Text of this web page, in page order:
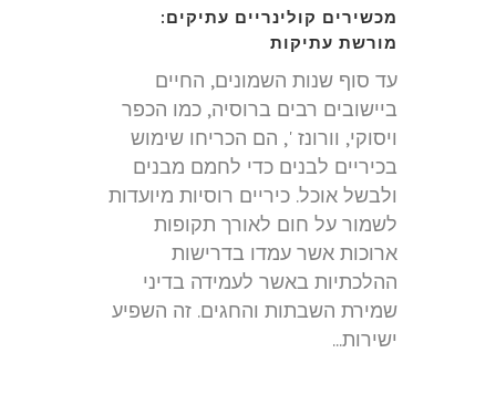
מכשירים קולינריים עתיקים:
מורשת עתיקות
עד סוף שנות השמונים, החיים
ביישובים רבים ברוסיה, כמו הכפר
ויסוקי, וורונז ', הם הכריחו שימוש
בכיריים לבנים כדי לחמם מבנים
ולבשל אוכל. כיריים רוסיות מיועדות
לשמור על חום לאורך תקופות
ארוכות אשר עמדו בדרישות
ההלכתיות באשר לעמידה בדיני
שמירת השבתות והחגים. זה השפיע
ישירות...